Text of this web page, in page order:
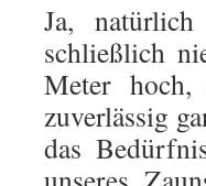
Ja,
schließlich
Meter
zuverlässig
das